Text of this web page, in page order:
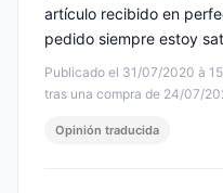
Publicado el 31/07/2020 à
tras una compra de 24/07/
artículo recibido en
pedido siempre estoy
Opinión traducida